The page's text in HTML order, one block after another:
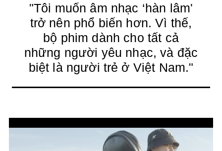
"Tôi muốn âm nhạc ‘hàn lâm'
trở nên phổ biến hơn. Vì thế,
bộ phim dành cho tất cả
những người yêu nhạc, và đặc
biệt là người trẻ ở Việt Nam."